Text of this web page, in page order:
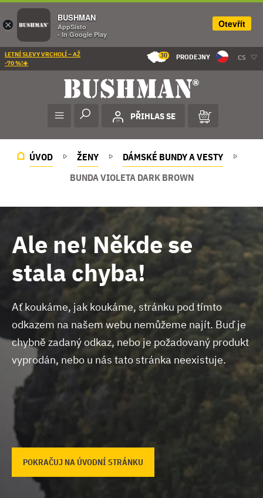
LETNÍ SLEVY VRCHOLÍ – AŽ
-70 %!☀️
30 PRODEJNY CS
PŘIHLAS SE
ÚVOD ŽENY
DÁMSKÉ BUNDY A VESTY
BUNDA VIOLETA DARK BROWN
Ale ne! Někde se
stala chyba!
Ať koukáme, jak koukáme, stránku pod tímto
odkazem na našem webu nemůžeme najít. Buď je
chybně zadaný odkaz, nebo je požadovaný produkt
vyprodán, nebo u nás tato stránka neexistuje.
POKRAČUJ NA ÚVODNÍ STRÁNKU
×
BUSHMAN
AppSisto
- In Google Play
Otevřít